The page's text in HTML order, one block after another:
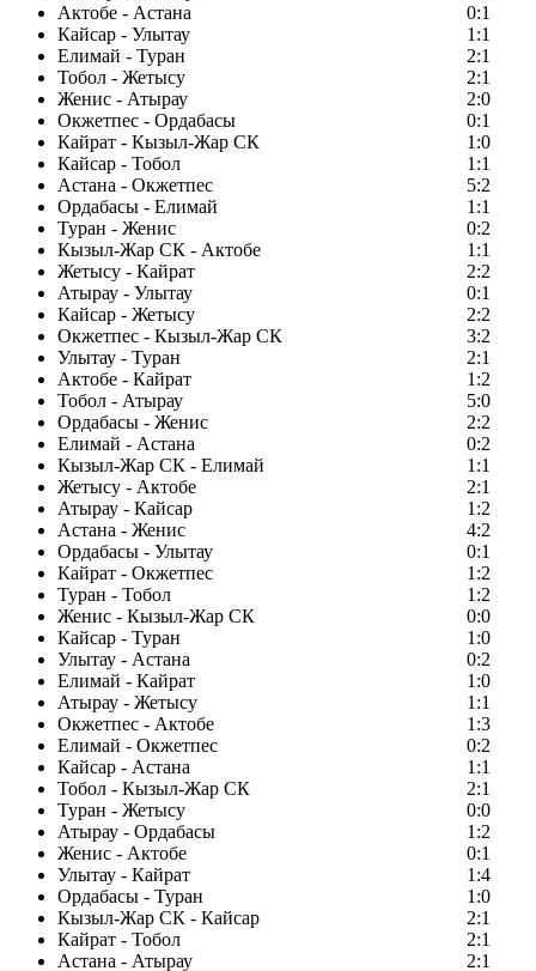
Актобе - Астана
0:1
Кайсар - Улытау
1:1
Елимай - Туран
2:1
Тобол - Жетысу
2:1
Женис - Атырау
2:0
Окжетпес - Ордабасы
0:1
Кайрат - Кызыл-Жар СК
1:0
Кайсар - Тобол
1:1
Астана - Окжетпес
5:2
Ордабасы - Елимай
1:1
Туран - Женис
0:2
Кызыл-Жар СК - Актобе
1:1
Жетысу - Кайрат
2:2
Атырау - Улытау
0:1
Кайсар - Жетысу
2:2
Окжетпес - Кызыл-Жар СК
3:2
Улытау - Туран
2:1
Актобе - Кайрат
1:2
Тобол - Атырау
5:0
Ордабасы - Женис
2:2
Елимай - Астана
0:2
Кызыл-Жар СК - Елимай
1:1
Жетысу - Актобе
2:1
Атырау - Кайсар
1:2
Астана - Женис
4:2
Ордабасы - Улытау
0:1
Кайрат - Окжетпес
1:2
Туран - Тобол
1:2
Женис - Кызыл-Жар СК
0:0
Кайсар - Туран
1:0
Улытау - Астана
0:2
Елимай - Кайрат
1:0
Атырау - Жетысу
1:1
Окжетпес - Актобе
1:3
Елимай - Окжетпес
0:2
Кайсар - Астана
1:1
Тобол - Кызыл-Жар СК
2:1
Туран - Жетысу
0:0
Атырау - Ордабасы
1:2
Женис - Актобе
0:1
Улытау - Кайрат
1:4
Ордабасы - Туран
1:0
Кызыл-Жар СК - Кайсар
2:1
Кайрат - Тобол
2:1
Астана - Атырау
2:1